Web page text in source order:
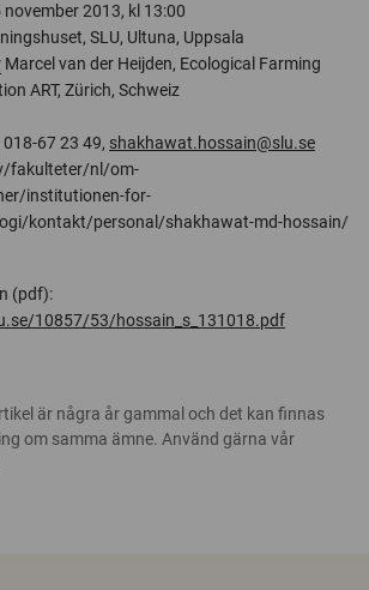
2013, kl 13:00
SLU, Ultuna, Uppsala
Marcel van der Heijden, Ecological Farming
ART, Zürich, Schweiz
67 23 49, shakhawat.hossain@slu.se
fakulteter/nl/om-
institutionen-for-
kontakt/personal/shakhawat-md-hossain/
(pdf):
10857/53/hossain_s_131018.pdf
är några år gammal och det kan finnas
om samma ämne. Använd gärna vår